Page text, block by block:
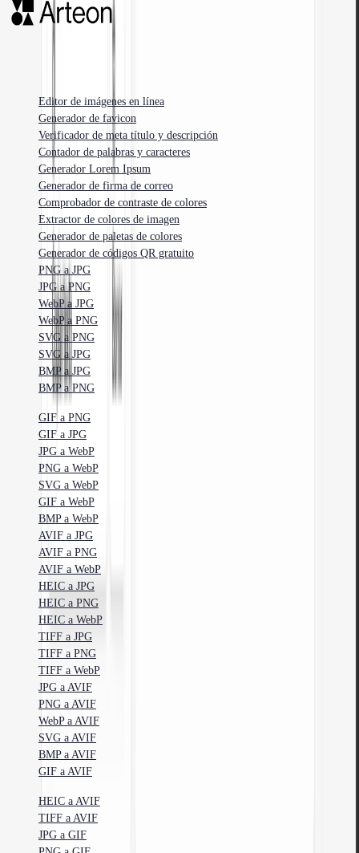
Herramientas en línea gratuitas para desarrolladores web, diseñadores y
Editor de imágenes en línea
Generador de favicon
Verificador de meta título y descripción
Contador de palabras y caracteres
Generador Lorem Ipsum
Generador de firma de correo
Comprobador de contraste de colores
Extractor de colores de imagen
Generador de paletas de colores
Generador de códigos QR gratuito
PNG a JPG
JPG a PNG
WebP a JPG
WebP a PNG
SVG a PNG
SVG a JPG
BMP a JPG
BMP a PNG
GIF a PNG
GIF a JPG
JPG a WebP
PNG a WebP
SVG a WebP
GIF a WebP
BMP a WebP
AVIF a JPG
AVIF a PNG
AVIF a WebP
HEIC a JPG
HEIC a PNG
HEIC a WebP
TIFF a JPG
TIFF a PNG
TIFF a WebP
JPG a AVIF
PNG a AVIF
WebP a AVIF
SVG a AVIF
BMP a AVIF
GIF a AVIF
HEIC a AVIF
TIFF a AVIF
JPG a GIF